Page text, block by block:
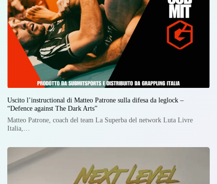
Uscito l’instructional di Matteo Patrone sulla difesa da leglock –
“Defence against The Dark Arts”
Matteo Patrone, coach del team La Superba del network Luta Livre
Italia,…